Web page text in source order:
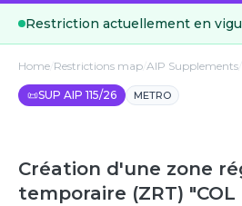
Restriction actuellement en
Home Restrictions map AIP Supplements
📜SUP AIP 115/26 METRO
Création d'une zone
temporaire (ZRT) "COL